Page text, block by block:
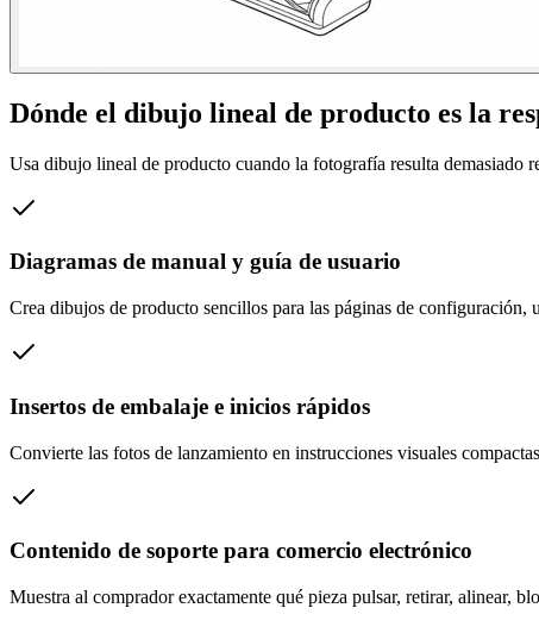
Dónde el dibujo lineal de producto es la
Usa dibujo lineal de producto cuando la fotografía resulta demasiado
Diagramas de manual y guía de usuario
Crea dibujos de producto sencillos para las páginas de
Insertos de embalaje e inicios rápidos
Convierte las fotos de lanzamiento en instrucciones visuales
Contenido de soporte para comercio electrónico
Muestra al comprador exactamente qué pieza pulsar, retirar, alinear,